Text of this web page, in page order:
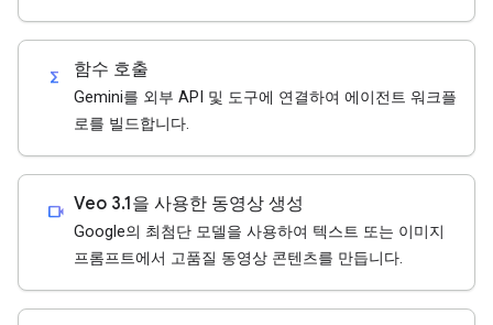
functions 함수 호출
Gemini를 외부 API 및 도구에 연결하여 에이전트 워크플
로를 빌드합니다.
videocam Veo 3.1을 사용한 동영상 생성
Google의 최첨단 모델을 사용하여 텍스트 또는 이미지
프롬프트에서 고품질 동영상 콘텐츠를 만듭니다.